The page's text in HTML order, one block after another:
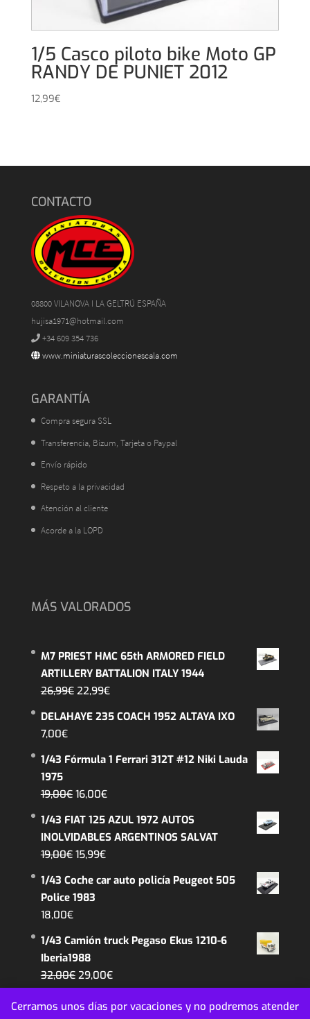
Cerramos unos días por vacaciones y no podremos atender
1/5 Casco piloto bike Moto GP
RANDY DE PUNIET 2012
12,99€
CONTACTO
08800 VILANOVA I LA GELTRÚ ESPAÑA
hujisa1971@hotmail.com
+34 609 354 736
www.miniaturascoleccionescala.com
GARANTÍA
Compra segura SSL
Transferencia, Bizum, Tarjeta o Paypal
Envío rápido
Respeto a la privacidad
Atención al cliente
Acorde a la LOPD
MÁS VALORADOS
M7 PRIEST HMC 65th ARMORED FIELD
ARTILLERY BATTALION ITALY 1944
26,99€ El
original
26,99€.
22,99€El
actual
22,99€.
DELAHAYE 235 COACH 1952 ALTAYA IXO
7,00€
1/43 Fórmula 1 Ferrari 312T #12 Niki Lauda
1975
19,00€ El
original
era:
19,00€.
16,00€El
actual
es:
1/43 FIAT 125 AZUL 1972 AUTOS
INOLVIDABLES ARGENTINOS SALVAT
19,00€ El
original
era:
15,99€El
actual
1/43 Coche car auto policía Peugeot 505
Police 1983
18,00€
1/43 Camión truck Pegaso Ekus 1210-6
Iberia1988
32,00€ El
precio
original
29,00€El
precio
actual